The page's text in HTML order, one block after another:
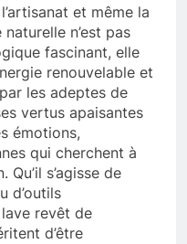
et même la
n’est pas
fascinant, elle
renouvelable et
les adeptes de
vertus apaisantes
émotions,
qui cherchent à
s’agisse de
d’outils
revêt de
d’être